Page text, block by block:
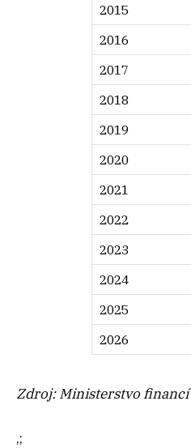
2015
2016
2017
2018
2019
2020
2021
2022
2023
2024
2025
2026
Zdroj: Ministerstvo financí
‚;